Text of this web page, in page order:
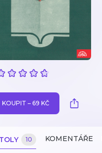
KOUPIT – 69 KČ
10 KOMENTÁŘE